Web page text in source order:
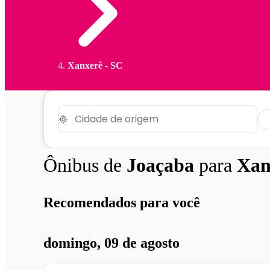
Xanxerê - SC
Ônibus de Joaçaba para
Recomendados para você
domingo, 09 de agosto